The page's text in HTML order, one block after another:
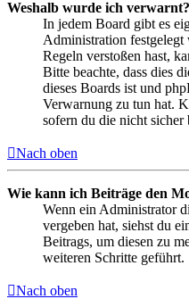
Weshalb wurde ich verwarnt?
In jedem Board gibt es
Administration festgelegt
Regeln verstoßen hast,
Bitte beachte, dass dies
dieses Boards ist und
Verwarnung zu tun hat.
sofern du die nicht
Nach oben
Wie kann ich Beiträge den
Wenn ein Administrator
vergeben hat, siehst du
Beitrags, um diesen zu
weiteren Schritte geführt.
Nach oben